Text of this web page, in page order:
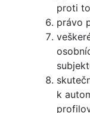
proti
právo
k